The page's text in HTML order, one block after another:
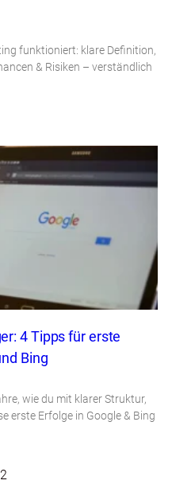
funktioniert: klare Definition,
& Risiken – verständlich
4 Tipps für erste
Bing
wie du mit klarer Struktur,
erste Erfolge in Google & Bing
2